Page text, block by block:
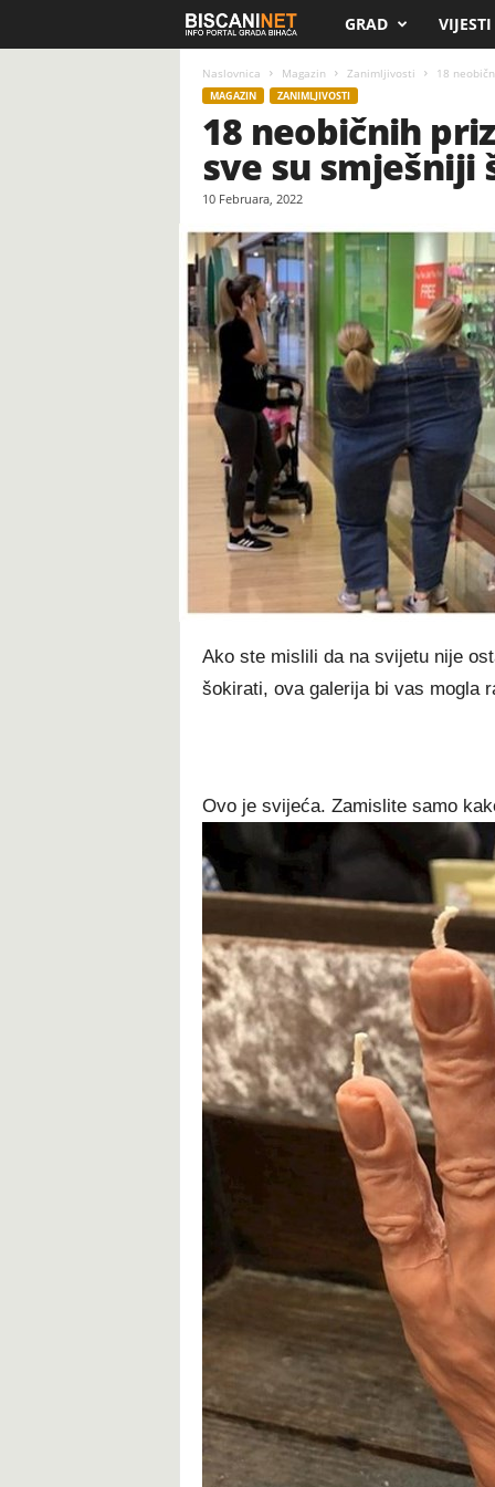
c
n
.
n
e
GRAD VIJESTI
Naslovnica Magazin Zanimljivosti 18
MAGAZIN ZANIMLJIVOSTI
18 neobičnih
sve su smješniji
10 Februara, 2022
Ako ste mislili da na svijetu nije
šokirati, ova galerija bi vas mogla
Ovo je svijeća. Zamislite samo